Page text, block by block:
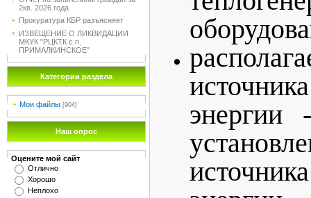
2кв. 2026 года
Прокуратура КБР разъясняет
ИЗВЕЩЕНИЕ О ЛИКВИДАЦИИ
МКУК "РЦКТК с.п.
ПРИМАЛКИНСКОЕ"
Категории раздела
Мои файлы [904]
Наш опрос
Оцените мой сайт
Отлично
Хорошо
Неплохо